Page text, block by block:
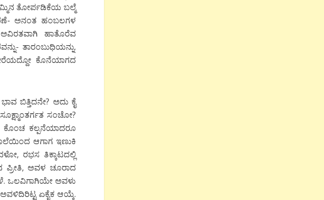
ತೋರ್ಪಡಿಕೆಯ ಬಲ್ಮೆ
ಅನಂತ ಹಂಬಲಗಳ
ಹಾತೊರೆವ
ತಾರ‍ಂಬುಧಿಯನ್ನು.
ಕೊನೆಯಾಗದ
ಬಿತ್ತಿದನೇ? ಅದು ಕೈ
ಸಂಚೋ?
ಕೊಂಚ ಕಲ್ಪನೆಯಾದರೂ
ಆಗಾಗ ಇಣುಕಿ
ರಭಸ ತಿಕ್ಕಾಟದಲ್ಲಿ
ಪ್ರೀತಿ, ಅವಳ ಚೂರಾದ
ಒಲವಿಗಾಗಿಯೇ ಅವಳು
ಏಕೈಕ ಆಯ್ಕೆ.